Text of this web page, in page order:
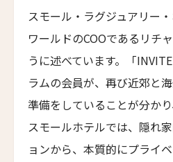
ニーヴァ・ラブリズ・セイ
Niva Labriz Seychelles
アペラシオン ヒールズバー
Appellation Healdsburg,
ホテル・カサ・ウアマントラ
Hotel Casa Huamantla
ホテル・サルタス
Hotel Saltus
スモール・ラグジュアリー
ワールドのCOOであるリチ
うに述べています。「
ラムの会員が、再び近郊と
準備をしていることが分か
スモールホテルでは、隠れ
ョンから、本質的にプライ